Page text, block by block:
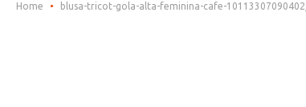
blusa-tricot-gola-alta-feminina-cafe-